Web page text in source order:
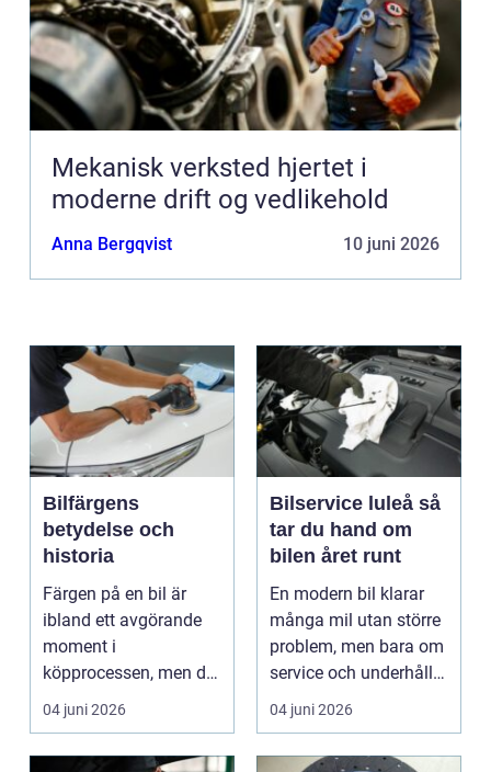
Mekanisk verksted hjertet i
moderne drift og vedlikehold
Anna Bergqvist 10 juni 2026
Bilfärgens
betydelse och
historia
Färgen på en bil är
ibland ett avgörande
moment i
köpprocessen, men det
ha...
04 juni 2026
Bilservice luleå så
tar du hand om
bilen året runt
En modern bil klarar
många mil utan större
problem, men bara om
service och underhåll
sköts i tid. I...
04 juni 2026